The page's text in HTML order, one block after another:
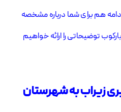
هم برای شما درباره مشخصه
توضیحاتی را ارائه خواهیم
زیراب به شهرستان